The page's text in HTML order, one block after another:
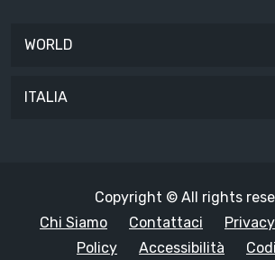
WORLD
ITALIA
Copyright © All rights
Chi Siamo
Contattaci
Policy
Accessibilità